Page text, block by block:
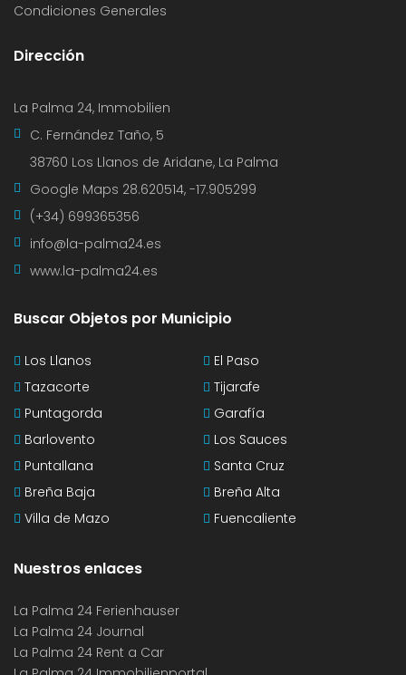
Condiciones Generales
Dirección
La Palma 24, Immobilien
C. Fernández Taño, 5
38760 Los Llanos de Aridane, La Palma
Google Maps 28.620514, -17.905299
(+34) 699365356
info@la-palma24.es
www.la-palma24.es
Buscar Objetos por Municipio
Los Llanos
El Paso
Tazacorte
Tijarafe
Puntagorda
Garafía
Barlovento
Los Sauces
Puntallana
Santa Cruz
Breña Baja
Breña Alta
Villa de Mazo
Fuencaliente
Nuestros enlaces
La Palma 24 Ferienhauser
La Palma 24 Journal
La Palma 24 Rent a Car